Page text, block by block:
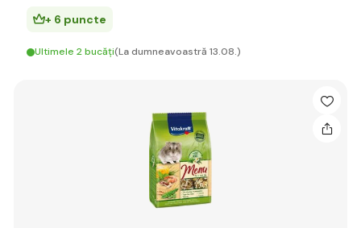
+ 6 puncte
Ultimele 2 bucăți(La dumneavoastră 13.08.)